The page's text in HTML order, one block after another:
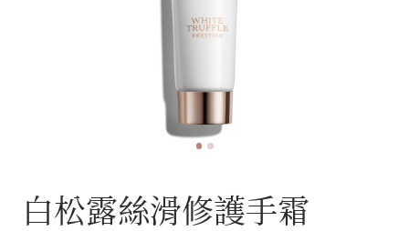
白松露絲滑修護手霜